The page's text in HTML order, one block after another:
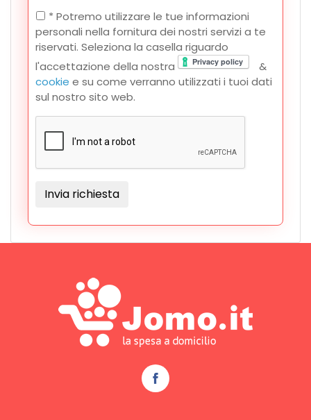
* Potremo utilizzare le tue informazioni
personali nella fornitura dei nostri servizi a te
riservati. Seleziona la casella riguardo
l'accettazione della nostra
&
cookie e su come verranno utilizzati i tuoi dati
sul nostro sito web.
Invia richiesta